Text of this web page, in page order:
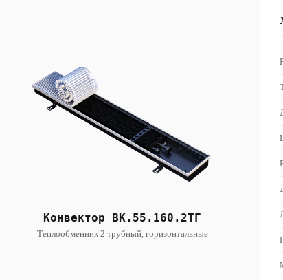
Конвектор ВК.55.160.2ТГ
Теплообменник 2 трубный, горизонтальные